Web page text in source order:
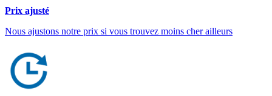
Prix ajusté
Nous ajustons notre prix si vous trouvez moins cher ailleurs